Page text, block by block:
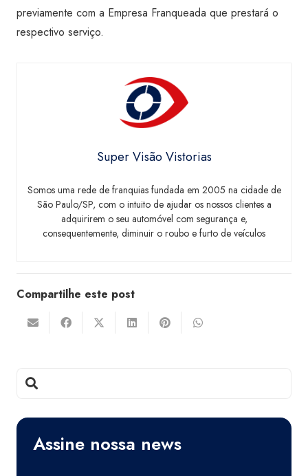
previamente com a Empresa Franqueada que prestará o
respectivo serviço.
Super Visão Vistorias
Somos uma rede de franquias fundada em 2005 na cidade de
São Paulo/SP, com o intuito de ajudar os nossos clientes a
adquirirem o seu automóvel com segurança e,
consequentemente, diminuir o roubo e furto de veículos
Compartilhe este post
Assine nossa news